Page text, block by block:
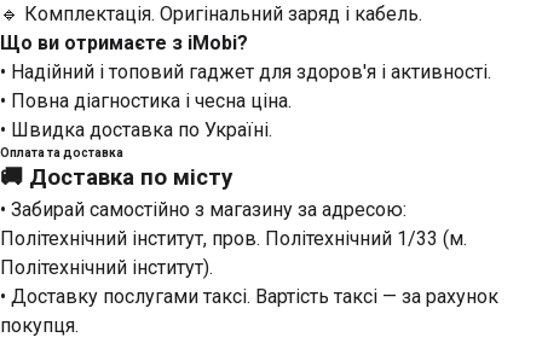
🔹 Комплектація. Оригінальний заряд і кабель.
Що ви отримаєте з iMobi?
• Надійний і топовий гаджет для здоров'я і активності.
• Повна діагностика і чесна ціна.
• Швидка доставка по Україні.
Оплата та доставка
🚚 Доставка по місту
• Забирай самостійно з магазину за адресою:
Політехнічний інститут, пров. Політехнічний 1/33 (м.
Політехнічний інститут).
• Доставку послугами таксі. Вартість таксі — за рахунок
покупця.